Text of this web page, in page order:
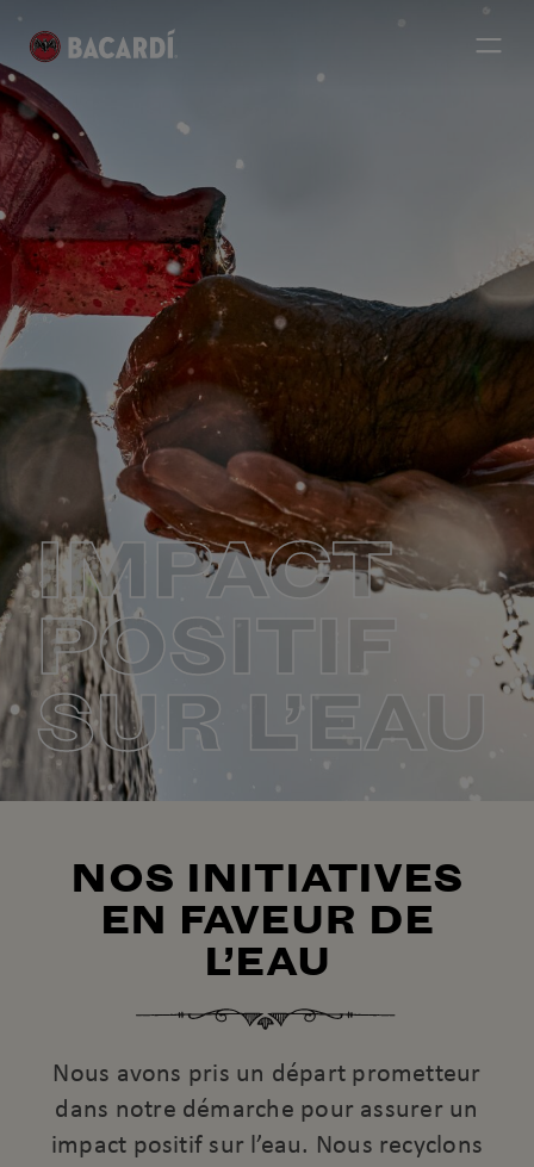
IMPACT
POSITIF
SUR L’EAU
NOS INITIATIVES
EN FAVEUR DE
L’EAU
Nous avons pris un départ prometteur
dans notre démarche pour assurer un
impact positif sur l’eau. Nous recyclons